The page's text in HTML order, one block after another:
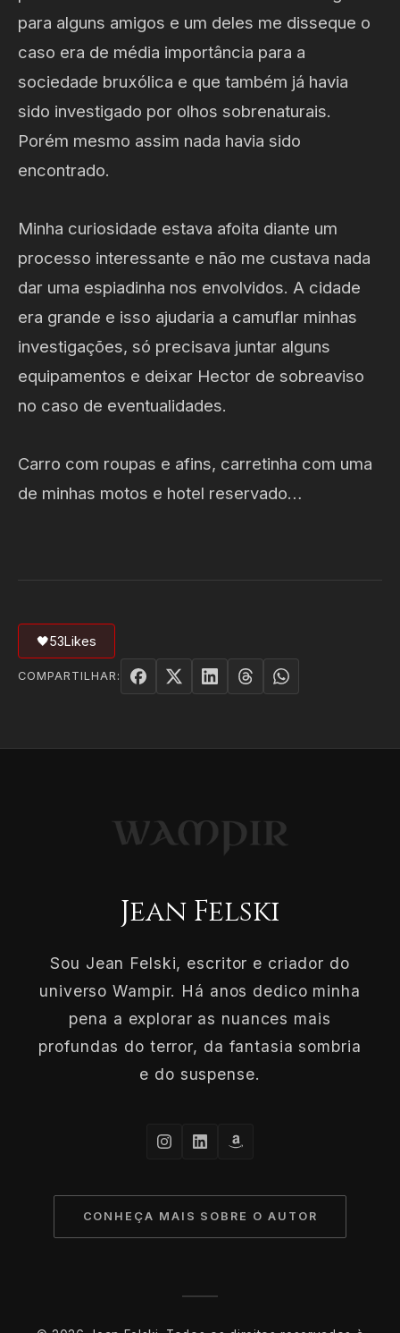
para alguns amigos e um deles me disseque o
caso era de média importância para a
sociedade bruxólica e que também já havia
sido investigado por olhos sobrenaturais.
Porém mesmo assim nada havia sido
encontrado.
Minha curiosidade estava afoita diante um
processo interessante e não me custava nada
dar uma espiadinha nos envolvidos. A cidade
era grande e isso ajudaria a camuflar minhas
investigações, só precisava juntar alguns
equipamentos e deixar Hector de sobreaviso
no caso de eventualidades.
Carro com roupas e afins, carretinha com uma
de minhas motos e hotel reservado…
🖤53Likes
COMPARTILHAR:
Jean Felski
Sou Jean Felski, escritor e criador do
universo Wampir. Há anos dedico minha
pena a explorar as nuances mais
profundas do terror, da fantasia sombria
e do suspense.
CONHEÇA MAIS SOBRE O AUTOR